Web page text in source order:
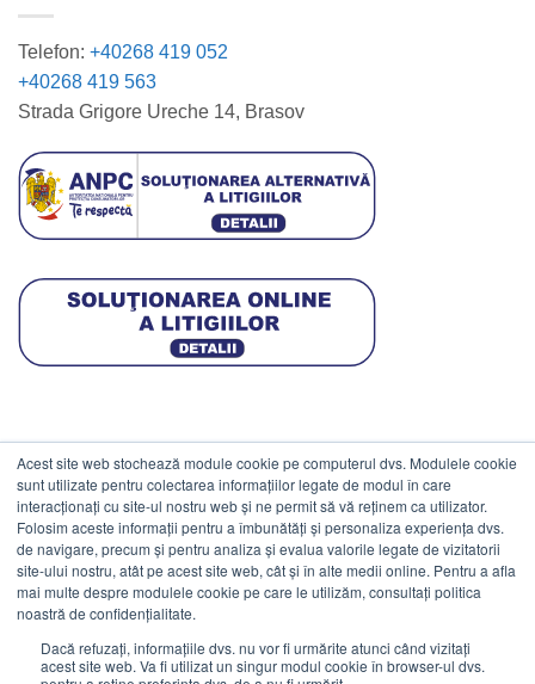
Acest site web stochează module cookie pe computerul dvs. Modulele cookie
sunt utilizate pentru colectarea informațiilor legate de modul în care
interacționați cu site-ul nostru web și ne permit să vă reținem ca utilizator.
Folosim aceste informații pentru a îmbunătăți și personaliza experiența dvs.
de navigare, precum și pentru analiza și evalua valorile legate de vizitatorii
site-ului nostru, atât pe acest site web, cât și în alte medii online. Pentru a afla
mai multe despre modulele cookie pe care le utilizăm, consultați politica
noastră de confidențialitate.
Dacă refuzați, informațiile dvs. nu vor fi urmărite atunci când vizitați
acest site web. Va fi utilizat un singur modul cookie în browser-ul dvs.
Telefon: +40268 419 052
+40268 419 563
Strada Grigore Ureche 14, Brasov
DATE COMERCIALE
ESTICO S.R.L.
CIF: RO1094402.
Reg.Com: J08/469/1991.